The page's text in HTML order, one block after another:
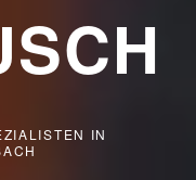
IN